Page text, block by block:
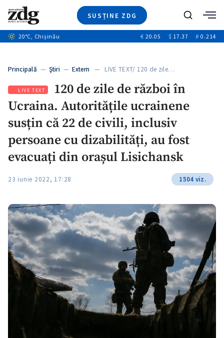
SUSȚINE ZDG
Ştiri
+6
Special
+1
Blog
+2
Caută
20°C, Chișinău € 20.05 $ 17.37 ₽ 0.214
Principală — Ştiri — Extern — LIVE TEXT/ 120 de zile…
LIVE TEXT
120 de zile de război în
Ucraina. Autoritățile ucrainene
susțin că 22 de civili, inclusiv
persoane cu dizabilități, au fost
evacuați din orașul Lisichansk
23 iunie 2022, 17:28 1504 viz.